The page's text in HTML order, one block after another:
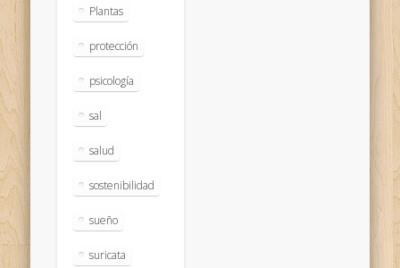
Plantas
protección
psicología
sal
salud
sostenibilidad
sueño
suricata